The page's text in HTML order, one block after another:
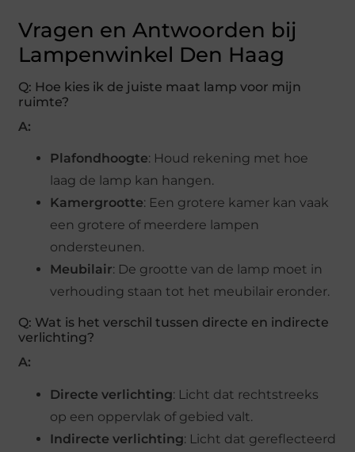
Vragen en Antwoorden bij
Lampenwinkel Den Haag
Q: Hoe kies ik de juiste maat lamp voor mijn
ruimte?
A:
Plafondhoogte: Houd rekening met hoe
laag de lamp kan hangen.
Kamergrootte: Een grotere kamer kan vaak
een grotere of meerdere lampen
ondersteunen.
Meubilair: De grootte van de lamp moet in
verhouding staan tot het meubilair eronder.
Q: Wat is het verschil tussen directe en indirecte
verlichting?
A:
Directe verlichting: Licht dat rechtstreeks
op een oppervlak of gebied valt.
Indirecte verlichting: Licht dat gereflecteerd